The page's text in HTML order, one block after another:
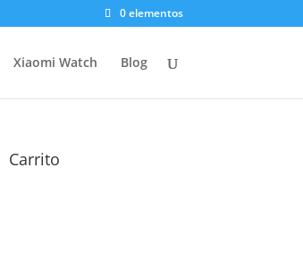
0 elementos
Xiaomi Watch Blog
Carrito